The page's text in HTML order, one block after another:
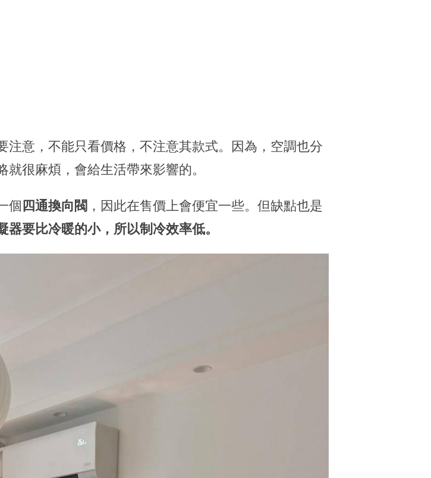
意，不能只看價格，不注意其款式。因為，空調也分
很麻煩，會給生活帶來影響的。
個 四通換向閥 ，因此在售價上會便宜一些。但缺點也是
器要比冷暖的小，所以制冷效率低。